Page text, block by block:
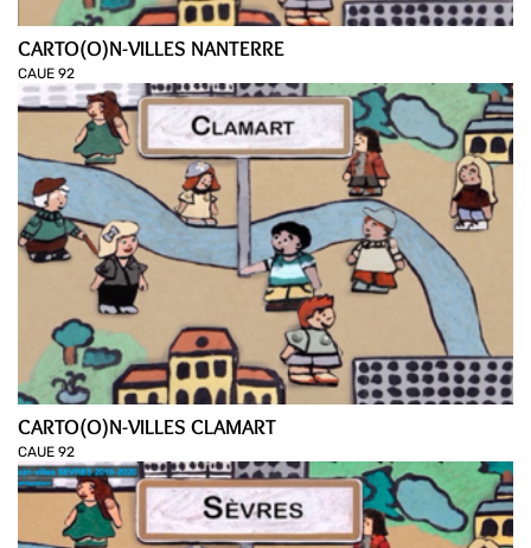
CARTO(O)N-VILLES NANTERRE
CAUE 92
CARTO(O)N-VILLES CLAMART
CAUE 92